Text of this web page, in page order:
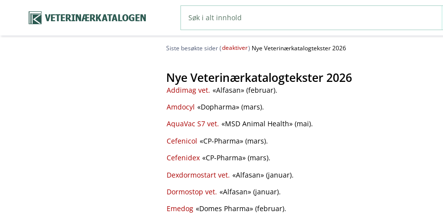
VETERINÆRKATALOGEN
Siste besøkte sider (deaktiver) Nye Veterinærkatalogtekster 2026
Nye Veterinærkatalogtekster 2026
Addimag vet. «Alfasan» (februar).
Amdocyl «Dopharma» (mars).
AquaVac S7 vet. «MSD Animal Health» (mai).
Cefenicol «CP-Pharma» (mars).
Cefenidex «CP-Pharma» (mars).
Dexdormostart vet. «Alfasan» (januar).
Dormostop vet. «Alfasan» (januar).
Emedog «Domes Pharma» (februar).